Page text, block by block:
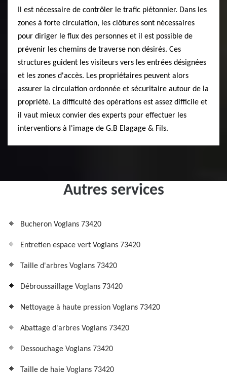
Il est nécessaire de contrôler le trafic piétonnier. Dans les
zones à forte circulation, les clôtures sont nécessaires
pour diriger le flux des personnes et il est possible de
prévenir les chemins de traverse non désirés. Ces
structures guident les visiteurs vers les entrées désignées
et les zones d'accès. Les propriétaires peuvent alors
assurer la circulation ordonnée et sécuritaire autour de la
propriété. La difficulté des opérations est assez difficile et
il vaut mieux convier des experts pour effectuer les
interventions à l'image de G.B Elagage & Fils.
Autres services
Bucheron Voglans 73420
Entretien espace vert Voglans 73420
Taille d'arbres Voglans 73420
Débroussaillage Voglans 73420
Nettoyage à haute pression Voglans 73420
Abattage d'arbres Voglans 73420
Dessouchage Voglans 73420
Taille de haie Voglans 73420